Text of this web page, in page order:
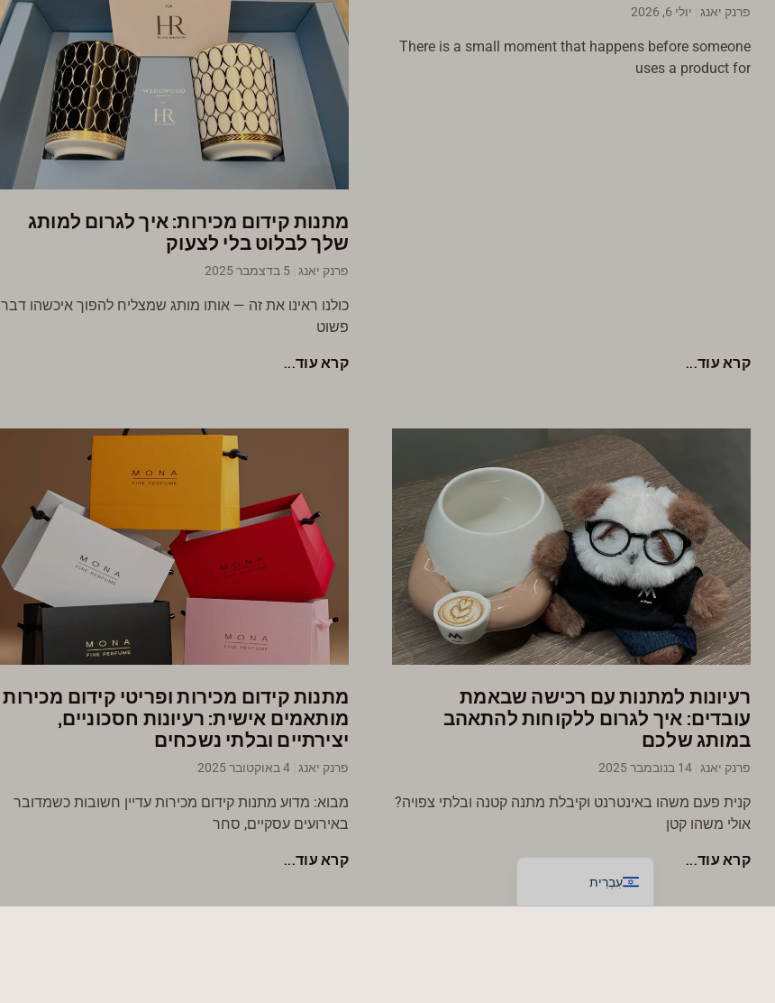
פרנק יאנג יולי 6, 2026
There is a small moment that happens before someone
uses a product for
קרא עוד...
מתנות קידום מכירות: איך לגרום למותג
שלך לבלוט בלי לצעוק
פרנק יאנג
כולנו ראינו את זה — אותו מותג שמצליח להפוך איכשהו דבר
פשוט
קרא עוד...
רעיונות למתנות עם רכישה שבאמת
עובדים: איך לגרום ללקוחות להתאהב
במותג שלכם
פרנק יאנג
קנית פעם משהו באינטרנט וקיבלת מתנה קטנה ובלתי צפויה?
אולי משהו קטן
קרא עוד...
מתנות קידום מכירות ופריטי קידום מכירות
מותאמים אישית: רעיונות חסכוניים,
יצירתיים ובלתי נשכחים
פרנק יאנג
מבוא: מדוע מתנות קידום מכירות עדיין חשובות כשמדובר
באירועים עסקיים, סחר
קרא עוד...
עִבְרִית
العربية
Deutsch
Nederlands
Svenska
Norsk bokmål
Dansk
Suomi
한국어
Ελληνικά
Română